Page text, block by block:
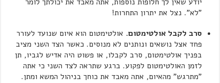
"לא". נצל את יתרון התחרות!
סרב לקבל אולטימטום. אולטימטום הוא איום שנועד לעורר
פחד אצל נושאים ונותנים לא מנוסים. כאשר הצד השני מציב
בפניך אולטימטום, סרב לקבלו, או פשוט היה אדיש לגביו, תן
לזמן האולטימטום לפקוע. ברגע שתראה לצד השני כי אתה
"מתרגש" מהאיום, אתה מאבד את כוחך בניהול המשא ומתן.